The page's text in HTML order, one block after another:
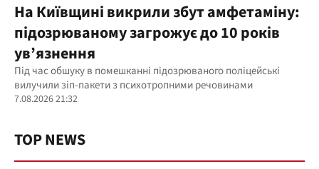
На Київщині викрили збут амфетаміну:
підозрюваному загрожує до 10 років
ув’язнення
Під час обшуку в помешканні підозрюваного поліцейські
вилучили зіп-пакети з психотропними речовинами
7.08.2026 21:32
TOP NEWS